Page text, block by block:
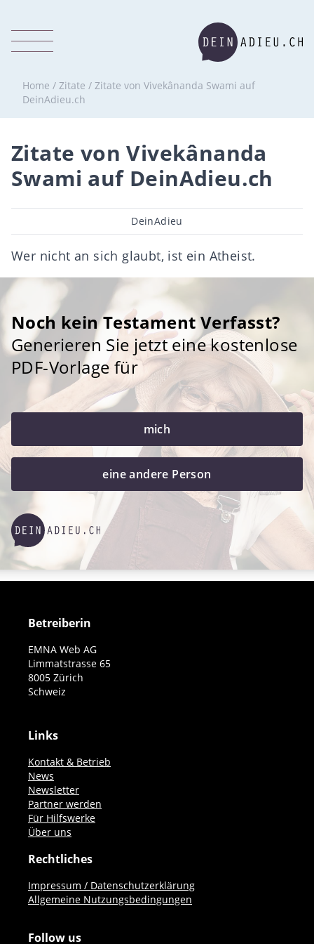
Home / Zitate / Zitate von Vivekânanda Swami auf
DeinAdieu.ch
Zitate von Vivekânanda
Swami auf DeinAdieu.ch
Beitragsautor
DeinAdieu
Wer nicht an sich glaubt, ist ein Atheist.
Noch kein Testament Verfasst?
Generieren Sie jetzt eine kostenlose
PDF-Vorlage für
mich
eine andere Person
Betreiberin
EMNA Web AG
Limmatstrasse 65
8005 Zürich
Schweiz
Links
Kontakt & Betrieb
News
Newsletter
Partner werden
Für Hilfswerke
Über uns
Rechtliches
Impressum / Datenschutzerklärung
Allgemeine Nutzungsbedingungen
Follow us